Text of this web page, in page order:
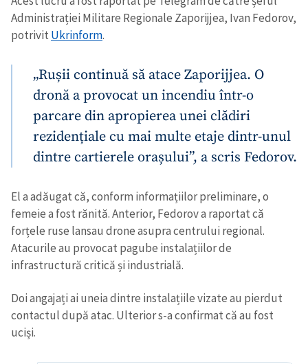
Administrației Militare Regionale Zaporijjea, Ivan Fedorov,
potrivit Ukrinform.
„Rușii continuă să atace Zaporijjea. O
dronă a provocat un incendiu într-o
parcare din apropierea unei clădiri
rezidențiale cu mai multe etaje dintr-unul
dintre cartierele orașului”, a scris Fedorov.
El a adăugat că, conform informațiilor preliminare, o
femeie a fost rănită. Anterior, Fedorov a raportat că
forțele ruse lansau drone asupra centrului regional.
Atacurile au provocat pagube instalațiilor de
infrastructură critică și industrială.
Doi angajați ai uneia dintre instalațiile vizate au pierdut
contactul după atac. Ulterior s-a confirmat că au fost
uciși.